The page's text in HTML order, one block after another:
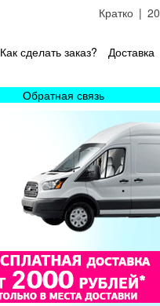
Кратко | 20
Как сделать заказ? Доставка
Обратная связь